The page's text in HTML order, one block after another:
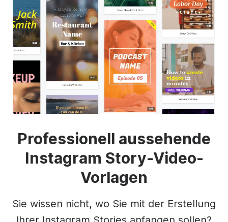
Professionell aussehende
Instagram Story-Video-
Vorlagen
Sie wissen nicht, wo Sie mit der Erstellung